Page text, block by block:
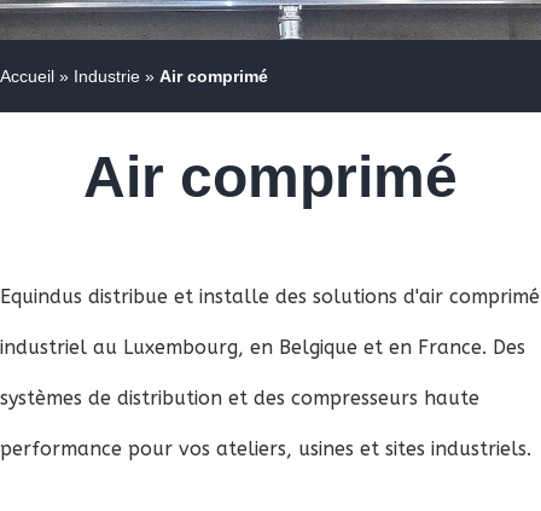
Accueil » Industrie » Air comprimé
Air comprimé
Equindus distribue et installe des solutions d'air comprimé
industriel au Luxembourg, en Belgique et en France. Des
systèmes de distribution et des compresseurs haute
performance pour vos ateliers, usines et sites industriels.